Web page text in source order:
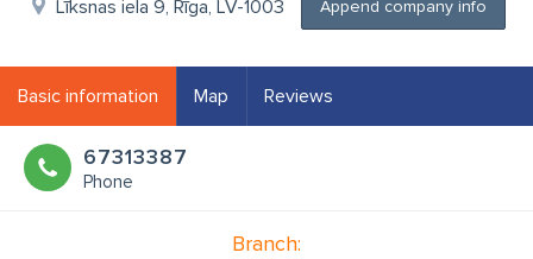
Līksnas iela 9, Rīga, LV-1003 Append company info
Basic information Map Reviews
67313387
Phone
Branch: